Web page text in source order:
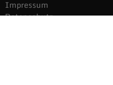
Impressum
Datenschutz